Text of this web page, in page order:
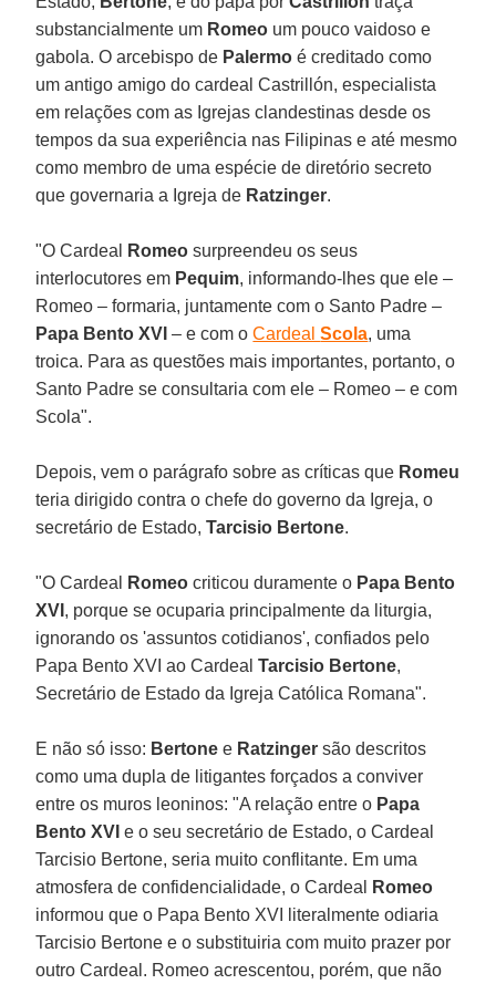
substancialmente um Romeo um pouco vaidoso e
gabola. O arcebispo de Palermoé creditado como
um antigo amigo do cardeal Castrillón, especialista
em relações com as Igrejas clandestinas desde os
tempos da sua experiência nas Filipinas e até mesmo
como membro de uma espécie de diretório secreto
que governaria a Igreja de Ratzinger.
"O Cardeal Romeosurpreendeu os seus
interlocutores em Pequim, informando-lhes que ele –
Romeo – formaria, juntamente com o Santo Padre –
Papa Bento XVI– e com oCardealScola, uma
troica. Para as questões mais importantes, portanto, o
Santo Padre se consultaria com ele – Romeo – e com
Scola".
Depois, vem o parágrafo sobre as críticas que Romeu
teria dirigido contra o chefe do governo da Igreja, o
secretário de Estado,Tarcisio Bertone.
"O Cardeal Romeocriticou duramente o Papa Bento
XVI , porque se ocuparia principalmente da liturgia,
ignorando os 'assuntos cotidianos', confiados pelo
Papa Bento XVI ao CardealTarcisio Bertone,
Secretário de Estado da Igreja Católica Romana".
E não só isso: Bertonee Ratzingersão descritos
como uma dupla de litigantes forçados a conviver
entre os muros leoninos: "A relação entre o Papa
Bento XVIe o seu secretário de Estado, o Cardeal
Tarcisio Bertone, seria muito conflitante. Em uma
atmosfera de confidencialidade, o Cardeal
Romeo
informou que o Papa Bento XVI literalmente odiaria
Tarcisio Bertone e o substituiria com muito prazer por
outro Cardeal. Romeo acrescentou, porém, que não